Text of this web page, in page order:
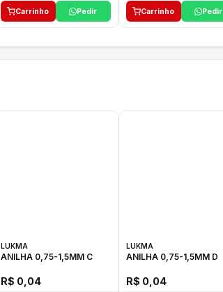
Carrinho Pedir Carrinho Pedir
LUKMA
ANILHA 0,75-1,5MM C
R$ 0,04
LUKMA
ANILHA 0,75-1,5MM D
R$ 0,04